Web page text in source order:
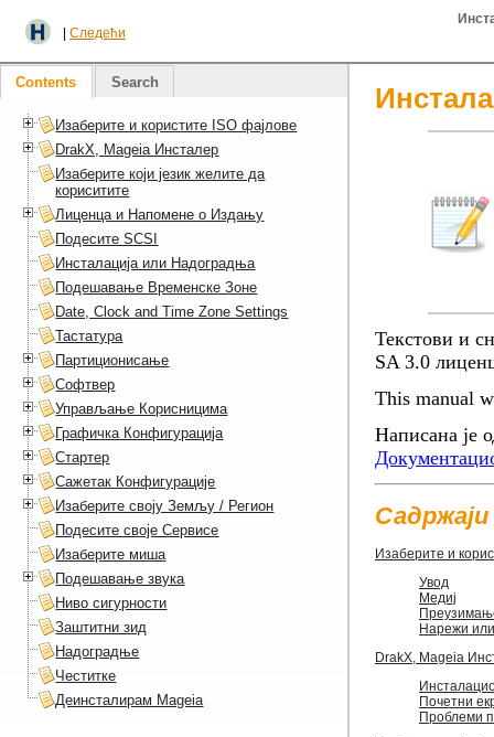
Следећи
Текстови и
SA 3.0
This manual
Написана је
Садржаји
Изаберите и
Увод
Медиј
Нарежи
DrakX, Mageia
Почетни
Проблеми
Contents Search
Изаберите и користите ISO фајлове
DrakX, Mageia Инсталер
Изаберите који језик желите да
кориситите
Лиценца и Напомене о Издању
Подесите SCSI
Инсталација или Надоградња
Подешавање Временске Зоне
Date, Clock and Time Zone Settings
Тастатура
Партиционисање
Софтвер
Управљање Корисницима
Графичка Конфигурација
Стартер
Сажетак Конфигурације
Изаберите своју Земљу / Регион
Подесите своје Сервисе
Изаберите миша
Подешавање звука
Ниво сигурности
Заштитни зид
Надоградње
Честитке
Деинсталирам Mageia